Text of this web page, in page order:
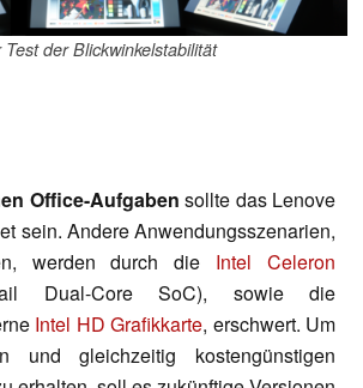
Test der Blickwinkelstabilität
Office-Aufgaben sollte das Lenove
sein. Andere Anwendungsszenarien,
werden durch die Intel Celeron
Dual-Core SoC), sowie die
Intel HD Grafikkarte, erschwert. Um
und gleichzeitig kostengünstigen